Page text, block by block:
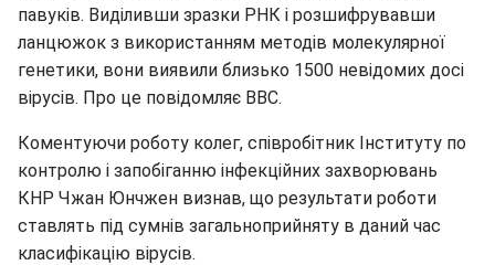
павуків. Виділивши зразки РНК і розшифрувавши
ланцюжок з використанням методів молекулярної
генетики, вони виявили близько 1500 невідомих досі
вірусів. Про це повідомляє BBC.
Коментуючи роботу колег, співробітник Інституту по
контролю і запобіганню інфекційних захворювань
КНР Чжан Юнчжен визнав, що результати роботи
ставлять під сумнів загальноприйняту в даний час
класифікацію вірусів.